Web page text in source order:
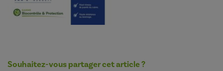
Souhaitez-vous partager cet article ?